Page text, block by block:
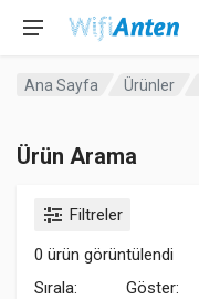
Ana Sayfa Ürünler
Ürün Arama
Filtreler
0 ürün görüntülendi
Sırala:
Göster: